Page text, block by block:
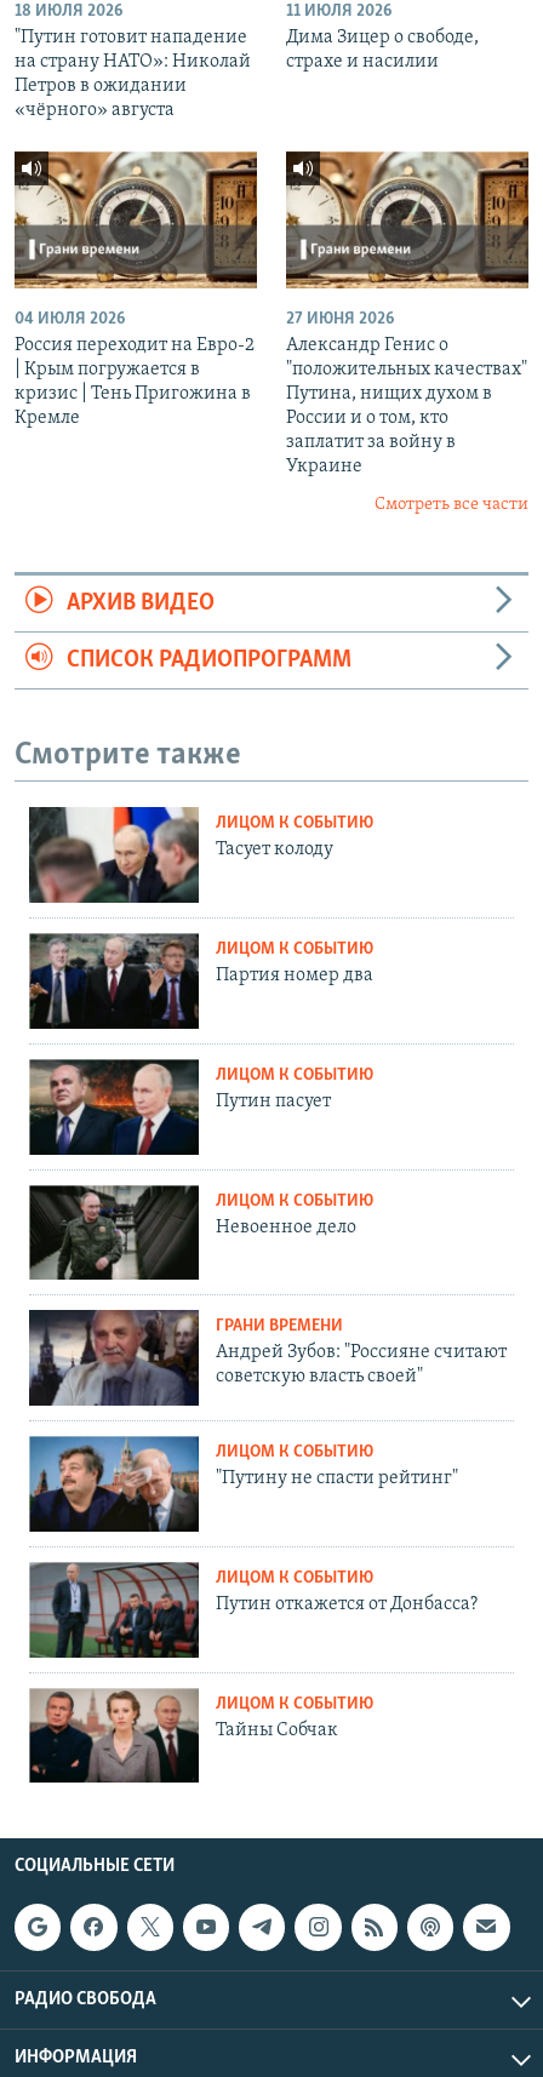
18 ИЮЛЯ 2026
"Путин готовит нападение
на страну НАТО»: Николай
Петров в ожидании
«чёрного» августа
11 ИЮЛЯ 2026
Дима Зицер о свободе,
страхе и насилии
04 ИЮЛЯ 2026
Россия переходит на Евро-2
| Крым погружается в
кризис | Тень Пригожина в
Кремле
27 ИЮНЯ 2026
Александр Генис о
"положительных качествах"
Путина, нищих духом в
России и о том, кто
заплатит за войну в
Украине
Смотреть все части
АРХИВ ВИДЕО
СПИСОК РАДИОПРОГРАММ
Смотрите также
ЛИЦОМ К СОБЫТИЮ
Тасует колоду
ЛИЦОМ К СОБЫТИЮ
Партия номер два
ЛИЦОМ К СОБЫТИЮ
Путин пасует
ЛИЦОМ К СОБЫТИЮ
Невоенное дело
ГРАНИ ВРЕМЕНИ
Андрей Зубов: "Россияне считают
советскую власть своей"
ЛИЦОМ К СОБЫТИЮ
"Путину не спасти рейтинг"
ЛИЦОМ К СОБЫТИЮ
Путин откажется от Донбасса?
ЛИЦОМ К СОБЫТИЮ
Тайны Собчак
СОЦИАЛЬНЫЕ СЕТИ
РАДИО СВОБОДА
ИНФОРМАЦИЯ